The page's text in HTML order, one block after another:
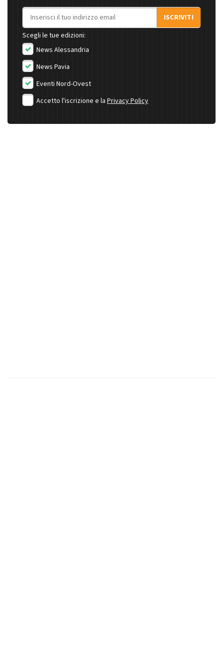
Indirizzo email
ISCRIVITI
Scegli le tue edizioni:
News Alessandria
News Pavia
Eventi Nord-Ovest
Accetto l'iscrizione e la Privacy Policy